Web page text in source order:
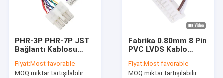
PHR-3P PHR-7P JST
Bağlantı Kablosu
Bağlantısına
Fiyat:Most favorable
MOQ:miktar tartışılabilir
Fabrika 0.80mm 8 Pin
PVC LVDS Kablo
08V-S-B
Fiyat:Most favorable
MOQ:miktar tartışılabilir